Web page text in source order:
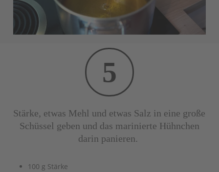
5
Stärke, etwas Mehl und etwas Salz in eine große
Schüssel geben und das marinierte Hühnchen
darin panieren.
100 g Stärke